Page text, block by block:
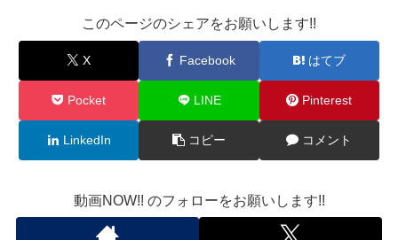
このページのシェアをお願いします!!
X Facebook はてブ
Pocket LINE Pinterest
LinkedIn コピー コメント
動画NOW!! のフォローをお願いします!!